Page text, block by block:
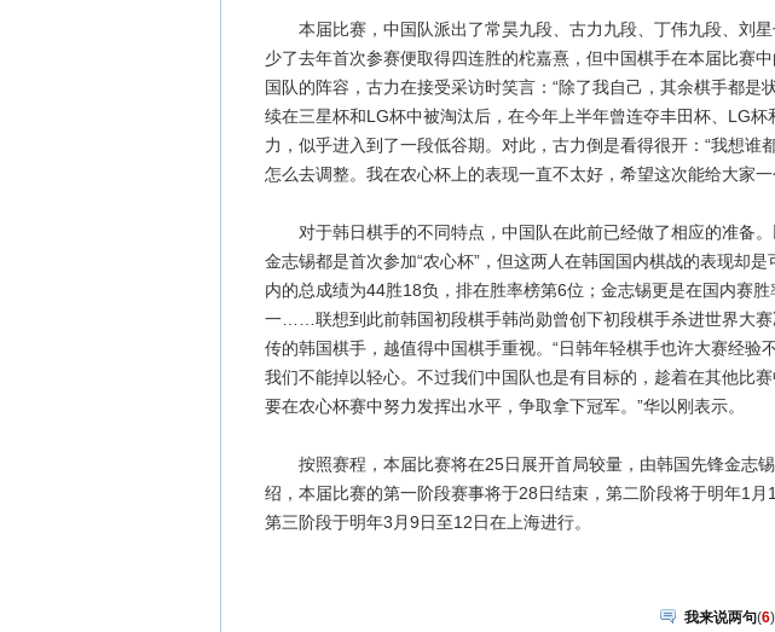
本届比赛，中国队派出了常昊九段、古力九段、丁伟九段、刘星
少了去年首次参赛便取得四连胜的柁嘉熹，但中国棋手在本届比赛
国队的阵容，古力在接受采访时笑言：“除了我自己，其余棋手都是
续在三星杯和LG杯中被淘汰后，在今年上半年曾连夺丰田杯、LG杯
力，似乎进入到了一段低谷期。对此，古力倒是看得很开：“我想谁
怎么去调整。我在农心杯上的表现一直不太好，希望这次能给大家
对于韩日棋手的不同特点，中国队在此前已经做了相应的准备。
金志锡都是首次参加“农心杯”，但这两人在韩国国内棋战的表现却
内的总成绩为44胜18负，排在胜率榜第6位；金志锡更是在国内赛
一……联想到此前韩国初段棋手韩尚勋曾创下初段棋手杀进世界大赛
传的韩国棋手，越值得中国棋手重视。“日韩年轻棋手也许大赛经验
我们不能掉以轻心。不过我们中国队也是有目标的，趁着在其他比
要在农心杯赛中努力发挥出水平，争取拿下冠军。”华以刚表示。
按照赛程，本届比赛将在25日展开首局较量，由韩国先锋金志锡
绍，本届比赛的第一阶段赛事将于28日结束，第二阶段将于明年1月
第三阶段于明年3月9日至12日在上海进行。
我来说两句(6)